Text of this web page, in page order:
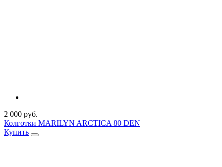
2 000 руб.
Колготки MARILYN ARCTICA 80 DEN
Купить